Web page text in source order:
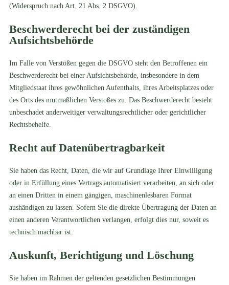
(Widerspruch nach Art. 21 Abs. 2 DSGVO).
Beschwerde­recht bei der zuständigen
Aufsichts­behörde
Im Falle von Verstößen gegen die DSGVO steht den Betroffenen ein
Beschwerderecht bei einer Aufsichtsbehörde, insbesondere in dem
Mitgliedstaat ihres gewöhnlichen Aufenthalts, ihres Arbeitsplatzes oder
des Orts des mutmaßlichen Verstoßes zu. Das Beschwerderecht besteht
unbeschadet anderweitiger verwaltungsrechtlicher oder gerichtlicher
Rechtsbehelfe.
Recht auf Daten­übertrag­barkeit
Sie haben das Recht, Daten, die wir auf Grundlage Ihrer Einwilligung
oder in Erfüllung eines Vertrags automatisiert verarbeiten, an sich oder
an einen Dritten in einem gängigen, maschinenlesbaren Format
aushändigen zu lassen. Sofern Sie die direkte Übertragung der Daten an
einen anderen Verantwortlichen verlangen, erfolgt dies nur, soweit es
technisch machbar ist.
Auskunft, Berichtigung und Löschung
Sie haben im Rahmen der geltenden gesetzlichen Bestimmungen